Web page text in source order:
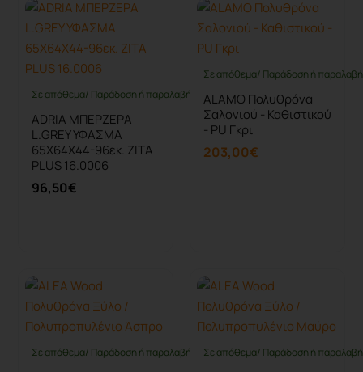
Σε απόθεμα/ Παράδοση ή παραλαβή έως 10 ημέρες
ADRIA ΜΠΕΡΖΕΡΑ
L.GREY ΥΦΑΣΜΑ
65Χ64Χ44-96εκ. ZITA
PLUS 16.0006
96,50€
Σε απόθεμα/ Παράδοση ή
ALAMO Πολυθρόνα
Σαλονιού - Καθιστικού
- PU Γκρι
203,00€
Σε απόθεμα/ Παράδοση ή παραλαβή έως 10 ημέρεςΣε απόθεμα/ Παράδοση ή